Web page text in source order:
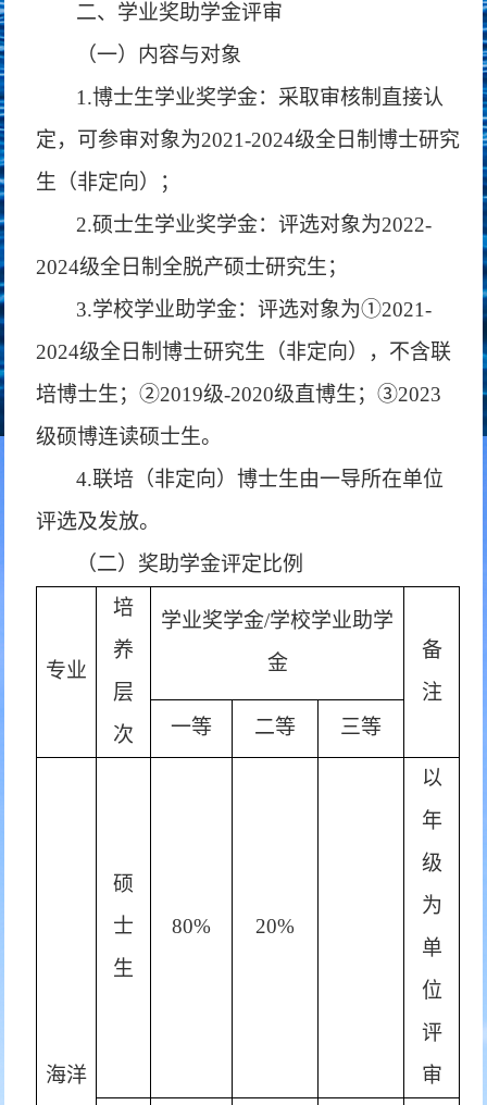
二、学业奖助学金评审
（一）内容与对象
1.博士生学业奖学金：采取审核制直接认
定，可参审对象为2021-2024级全日制博士研究
生（非定向）；
2.硕士生学业奖学金：评选对象为2022-
2024级全日制全脱产硕士研究生；
3.学校学业助学金：评选对象为①2021-
2024级全日制博士研究生（非定向），不含联
培博士生；②2019级-2020级直博生；③2023
级硕博连读硕士生。
4.联培（非定向）博士生由一导所在单位
评选及发放。
（二）奖助学金评定比例
专业
培
养
层
次
学业奖学金/学校学业助学
金
备
注
一等
二等 三等
海洋
硕
士
生
80% 20%
以
年
级
为
单
位
评
审